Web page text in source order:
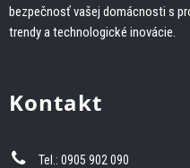
bezpečnosť vašej domácnosti s
trendy a technologické inovácie.
Kontakt
Tel.: 0905 902 090